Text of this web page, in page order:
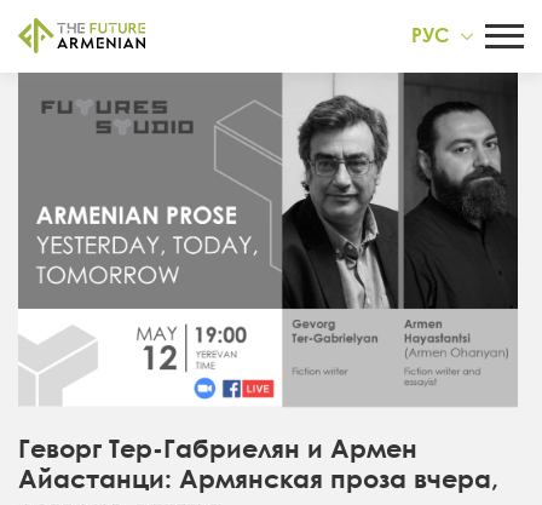
РУС
Геворг Тер-Габриелян и Армен
Айастанци: Армянская проза вчера,